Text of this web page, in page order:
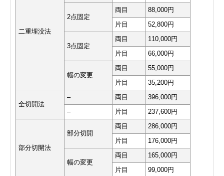
二重埋没法
2点固定
両目
88,000円
片目
52,800円
3点固定
両目
110,000円
片目
66,000円
幅の変更
両目
55,000円
片目
35,200円
全切開法
– 両目
396,000円
–
片目 237,600円
部分切開法
部分切開
両目
286,000円
片目
176,000円
幅の変更
両目
165,000円
片目
99,000円